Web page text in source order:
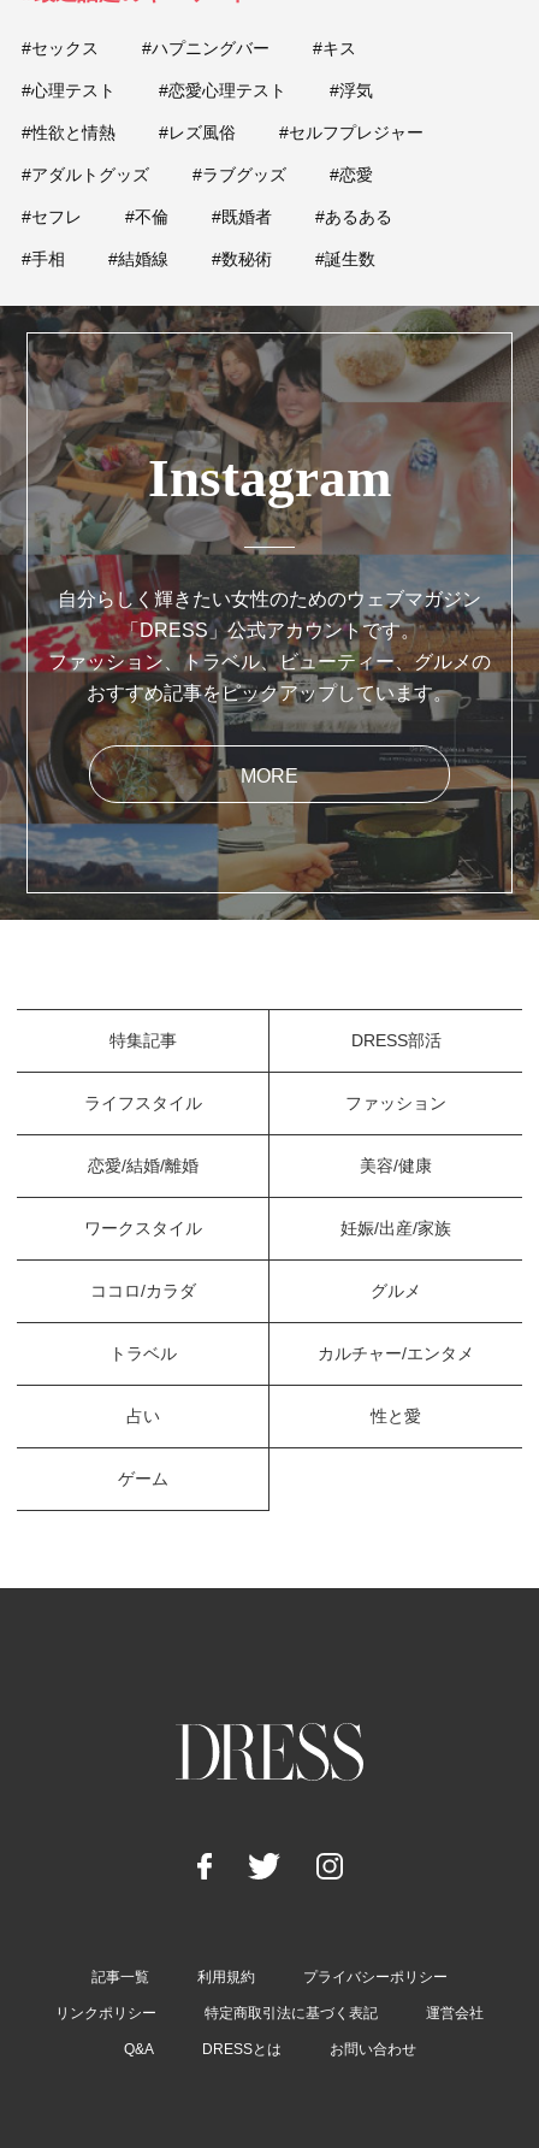
#セックス #ハプニングバー #キス
#心理テスト #恋愛心理テスト #浮気
#性欲と情熱 #レズ風俗 #セルフプレジャー
#アダルトグッズ #ラブグッズ #恋愛
#セフレ #不倫 #既婚者 #あるある
#手相 #結婚線 #数秘術 #誕生数
Instagram
自分らしく輝きたい女性のためのウェブマガジン
「DRESS」公式アカウントです。
ファッション、トラベル、ビューティー、グルメの
おすすめ記事をピックアップしています。
MORE
特集記事 DRESS部活
ライフスタイル ファッション
恋愛/結婚/離婚 美容/健康
ワークスタイル 妊娠/出産/家族
ココロ/カラダ グルメ
トラベル カルチャー/エンタメ
占い 性と愛
ゲーム
記事一覧 利用規約 プライバシーポリシー
リンクポリシー 特定商取引法に基づく表記 運営会社
Q&A DRESSとは お問い合わせ